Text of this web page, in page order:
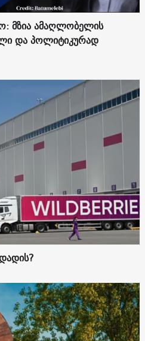
მზია ამაღლობელის
და პოლიტიკურად